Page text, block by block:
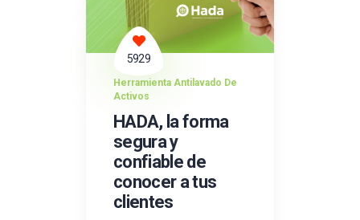
5929
Herramienta Antilavado De
Activos
HADA, la forma
segura y
confiable de
conocer a tus
clientes